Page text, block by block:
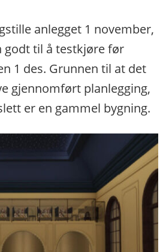
anlegget 1 november,
godt til å testkjøre før
1 des. Grunnen til at det
gjennomført planlegging,
er en gammel bygning.